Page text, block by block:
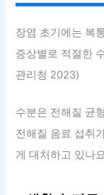
장염 초기에는 복
증상별로 적절한
관리청 2023)
수분은 전해질 균
전해질 음료 섭취
게 대처하고 있나